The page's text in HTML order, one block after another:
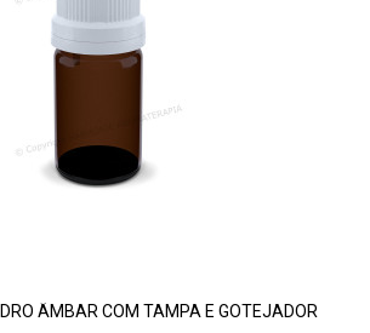
ÂMBAR COM TAMPA E GOTEJADOR